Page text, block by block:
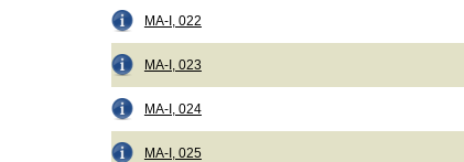
MA-I, 022
MA-I, 023
MA-I, 024
MA-I, 025